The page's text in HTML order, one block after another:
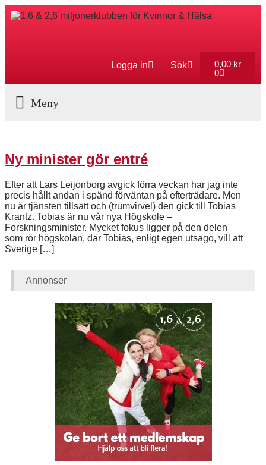
Logga in Sök 0,00 kr
0
Ny minister gör entré
Efter att Lars Leijonborg avgick förra veckan har jag inte
precis hållt andan i spänd förväntan på efterträdare. Men
nu är tjänsten tillsatt och (trumvirvel) den gick till Tobias
Krantz. Tobias är nu vår nya Högskole –
Forskningsminister. Mycket fokus ligger på den delen
som rör högskolan, där Tobias, enligt egen utsago, vill att
Sverige […]
Annonser